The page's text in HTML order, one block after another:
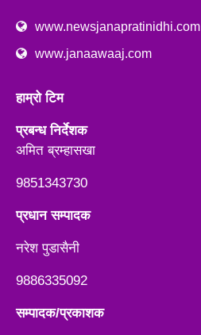
www.newsjanapratinidhi.com
www.janaawaaj.com
हाम्रो टिम
प्रबन्ध निर्देशक
अमित ब्रम्हासखा
9851343730
प्रधान सम्पादक
नरेश पुडासैनी
9886335092
सम्पादक/प्रकाशक